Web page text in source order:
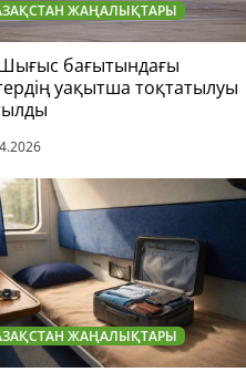
ЖАҢАЛЫҚТАРЫ
бағытындағы
уақытша тоқтатылуы
ЖАҢАЛЫҚТАРЫ